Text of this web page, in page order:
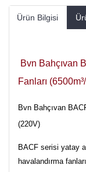
Ürün Bilgisi
Bvn Bahçıvan
Fanları
Bvn Bahçıvan
(220V)
BACF serisi yatay
havalandırma